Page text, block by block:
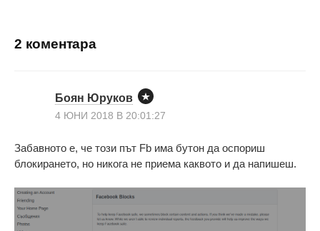
2 коментара
Боян Юруков
4 ЮНИ 2018 В 20:01:27
Забавното е, че този път Fb има бутон да оспориш
блокирането, но никога не приема каквото и да напишеш.